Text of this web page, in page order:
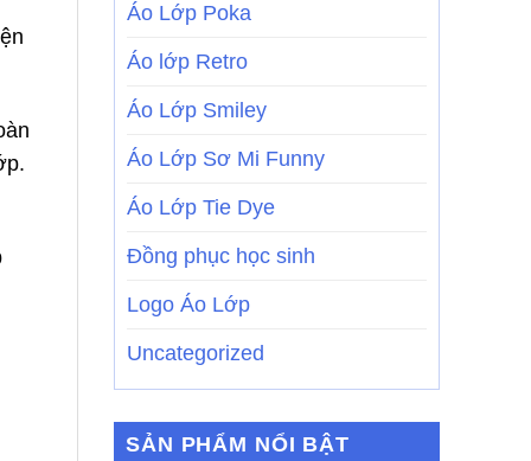
Áo Lớp Poka
Áo lớp Retro
Áo Lớp Smiley
Áo Lớp Sơ Mi Funny
Áo Lớp Tie Dye
Đồng phục học sinh
Logo Áo Lớp
Uncategorized
SẢN PHẨM NỔI BẬT